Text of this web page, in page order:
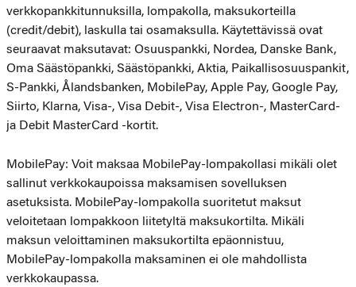
verkkopankkitunnuksilla, lompakolla, maksukorteilla
(credit/debit), laskulla tai osamaksulla. Käytettävissä ovat
seuraavat maksutavat: Osuuspankki, Nordea, Danske Bank,
Oma Säästöpankki, Säästöpankki, Aktia, Paikallisosuuspankit,
S-Pankki, Ålandsbanken, MobilePay, Apple Pay, Google Pay,
Siirto, Klarna, Visa-, Visa Debit-, Visa Electron-, MasterCard-
ja Debit MasterCard -kortit.
MobilePay: Voit maksaa MobilePay-lompakollasi mikäli olet
sallinut verkkokaupoissa maksamisen sovelluksen
asetuksista. MobilePay-lompakolla suoritetut maksut
veloitetaan lompakkoon liitetyltä maksukortilta. Mikäli
maksun veloittaminen maksukortilta epäonnistuu,
MobilePay-lompakolla maksaminen ei ole mahdollista
verkkokaupassa.